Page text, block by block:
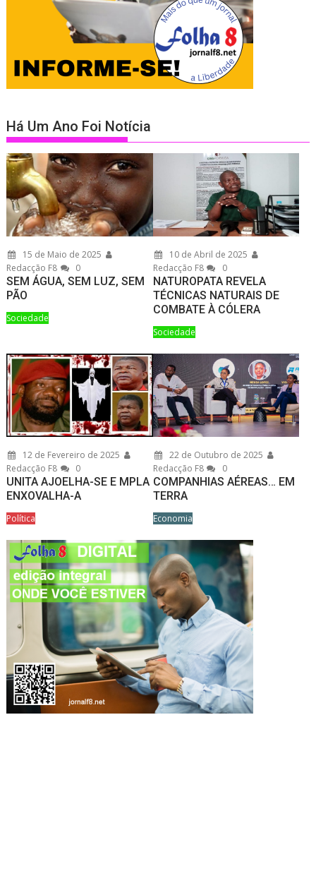
Há Um Ano Foi Notícia
15 de Maio de 2025
Redacção F8
0
SEM ÁGUA, SEM LUZ, SEM
PÃO
Sociedade
10 de Abril de 2025
Redacção F8
0
NATUROPATA REVELA
TÉCNICAS NATURAIS DE
COMBATE À CÓLERA
Sociedade
12 de Fevereiro de 2025
Redacção F8
0
UNITA AJOELHA-SE E MPLA
ENXOVALHA-A
Política
22 de Outubro de 2025
Redacção F8
0
COMPANHIAS AÉREAS… EM
TERRA
Economia